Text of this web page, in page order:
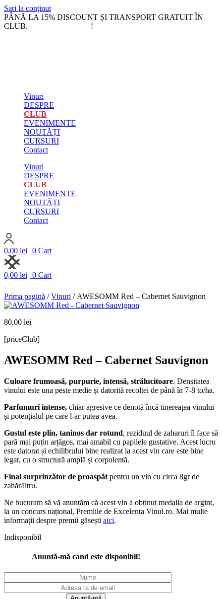
Sari la conținut
PÂNĂ LA 15% DISCOUNT ȘI TRANSPORT GRATUIT ÎN
CLUB.
!
Vinuri
DESPRE
CLUB
EVENIMENTE
NOUTĂȚI
CURSURI
Contact
Vinuri
DESPRE
CLUB
EVENIMENTE
NOUTĂȚI
CURSURI
Contact
0,00 lei 0 Cart
0,00 lei 0 Cart
Prima pagină /Vinuri / AWESOMM Red – Cabernet Sauvignon
80,00 lei
[priceClub]
AWESOMM Red – Cabernet Sauvignon
Culoare frumoasă, purpurie, intensă, strălucitoare. Densitatea
vinului este una peste medie și datorită recoltei de până în 7-8 to/ha.
Parfumuri intense, chiar agresive ce denotă încă tinereațea vinului
și potențialul pe care l-ar putea avea.
Gustul este plin, taninos dar rotund, reziduul de zaharuri îl face să
pară mai puțin arțăgos, mai amabil cu papilele gustative. Acest lucru
este datorat și echilibrului bine realizat la acest vin care este bine
legat, cu o structură amplă și corpolentă.
Final surprinzător de proaspăt pentru un vin cu circa 8gr de
zahăr/litru.
Ne bucuram să vă anunțăm că acest vin a obținut medalia de argint,
la un concurs național, Premiile de Excelența Vinul.ro. Mai multe
informații despre premii găsești aici.
Indisponibil
Anuntă-mă cand este disponibil!